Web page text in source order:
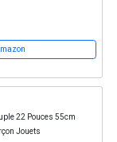
22 Pouces 55cm
Jouets